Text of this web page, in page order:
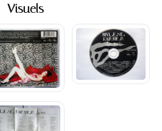
Visuels